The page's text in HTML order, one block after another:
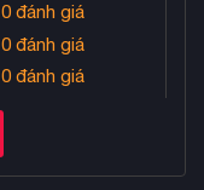
0 đánh giá
0 đánh giá
0 đánh giá